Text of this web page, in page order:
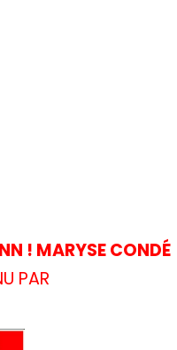
! MARYSE CONDÉ
PAR